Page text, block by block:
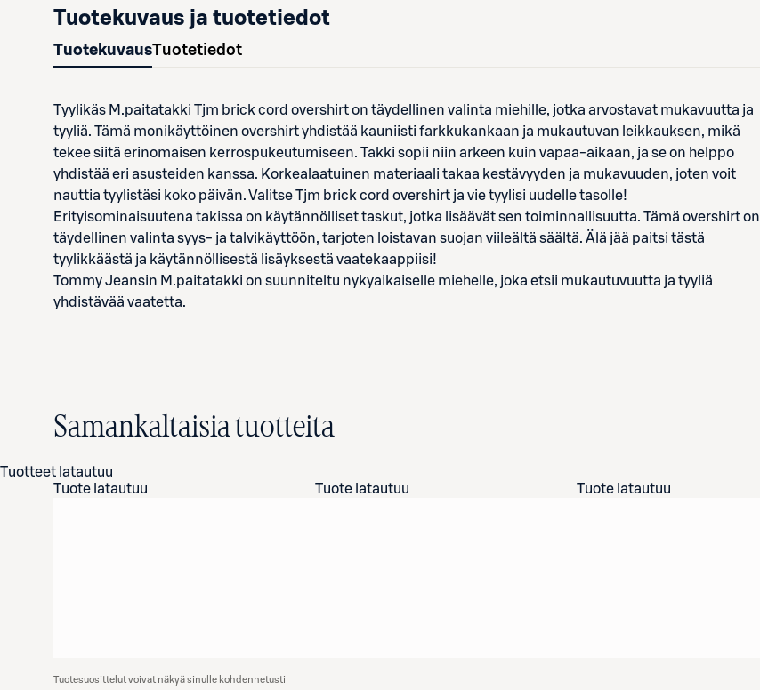
Tuotekuvaus ja tuotetiedot
TuotekuvausTuotetiedot
Tyylikäs M.paitatakki Tjm brick cord overshirt on täydellinen valinta miehille, jotka arvostavat mukavuutta ja
tyyliä. Tämä monikäyttöinen overshirt yhdistää kauniisti farkkukankaan ja mukautuvan leikkauksen, mikä
tekee siitä erinomaisen kerrospukeutumiseen. Takki sopii niin arkeen kuin vapaa-aikaan, ja se on helppo
yhdistää eri asusteiden kanssa. Korkealaatuinen materiaali takaa kestävyyden ja mukavuuden, joten voit
nauttia tyylistäsi koko päivän. Valitse Tjm brick cord overshirt ja vie tyylisi uudelle tasolle!
Erityisominaisuutena takissa on käytännölliset taskut, jotka lisäävät sen toiminnallisuutta. Tämä overshirt on
täydellinen valinta syys- ja talvikäyttöön, tarjoten loistavan suojan viileältä säältä. Älä jää paitsi tästä
tyylikkäästä ja käytännöllisestä lisäyksestä vaatekaappiisi!
Tommy Jeansin M.paitatakki on suunniteltu nykyaikaiselle miehelle, joka etsii mukautuvuutta ja tyyliä
yhdistävää vaatetta.
Samankaltaisia tuotteita
Tuotteet latautuu
Tuote latautuu
Tuote latautuu Tuote latautuu
Tuotesuosittelut voivat näkyä sinulle kohdennetusti